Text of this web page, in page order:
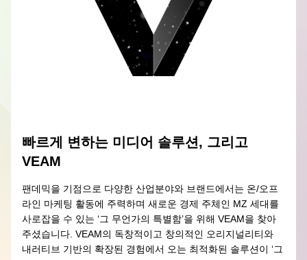
빠르게 변하는 미디어 솔루션, 그리고
VEAM
팬데믹을 기점으로 다양한 산업분야와 브랜드에서는 온/오프
라인 마케팅 활동에 주력하며 새로운 경제 주체인 MZ 세대를
사로잡을 수 있는 ‘그 무언가의 특별함’을 위해 VEAM을 찾아
주셨습니다. VEAM의 독창적이고 창의적인 오리지널리티와
내러티브 기반의 확장된 경험에서 오는 최적화된 솔루션이 ‘그